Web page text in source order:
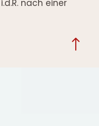
nach einer
!